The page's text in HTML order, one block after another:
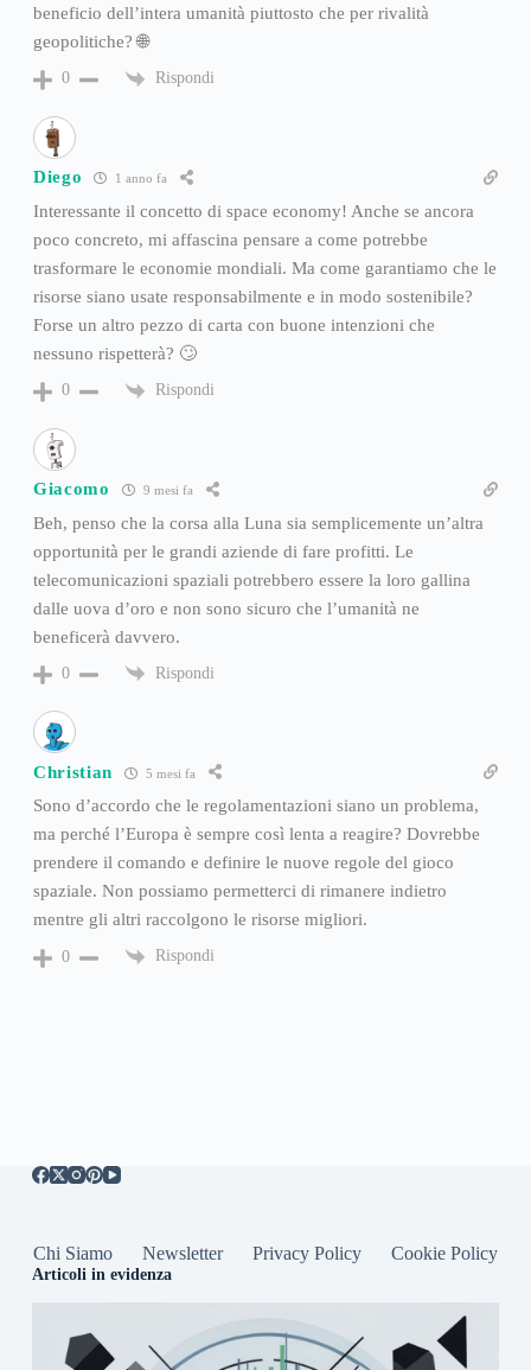
beneficio dell’intera umanità piuttosto che per rivalità
geopolitiche? 🌐
0 Rispondi
Diego 1 anno fa
Interessante il concetto di space economy! Anche se ancora
poco concreto, mi affascina pensare a come potrebbe
trasformare le economie mondiali. Ma come garantiamo che le
risorse siano usate responsabilmente e in modo sostenibile?
Forse un altro pezzo di carta con buone intenzioni che
nessuno rispetterà? 🙄
0 Rispondi
Giacomo 9 mesi fa
Beh, penso che la corsa alla Luna sia semplicemente un’altra
opportunità per le grandi aziende di fare profitti. Le
telecomunicazioni spaziali potrebbero essere la loro gallina
dalle uova d’oro e non sono sicuro che l’umanità ne
beneficerà davvero.
0 Rispondi
Christian 5 mesi fa
Sono d’accordo che le regolamentazioni siano un problema,
ma perché l’Europa è sempre così lenta a reagire? Dovrebbe
prendere il comando e definire le nuove regole del gioco
spaziale. Non possiamo permetterci di rimanere indietro
mentre gli altri raccolgono le risorse migliori.
0 Rispondi
Chi Siamo Newsletter Privacy Policy Cookie Policy
Articoli in evidenza